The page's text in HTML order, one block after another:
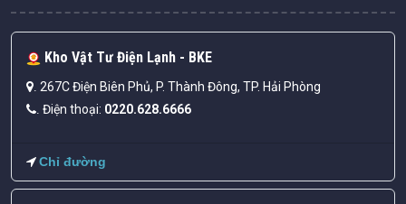
Kho Vật Tư Điện Lạnh - BKE
267C Điện Biên Phủ, P. Thành Đông, TP. Hải Phòng
Điện thoại: 0220.628.6666
Chỉ đường